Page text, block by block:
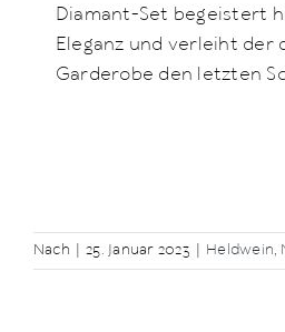
Diamant-Set begeistert
Eleganz und verleiht der
Garderobe den letzten
Nach 25. Januar 2023 Heldwein,